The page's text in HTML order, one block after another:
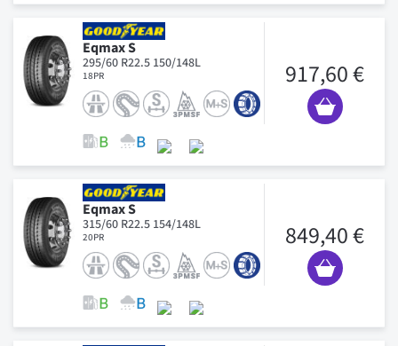
Eqmax S
295/60 R22.5 150/148L
18PR 917,60 €
Eqmax S
315/60 R22.5 154/148L
20PR 849,40 €